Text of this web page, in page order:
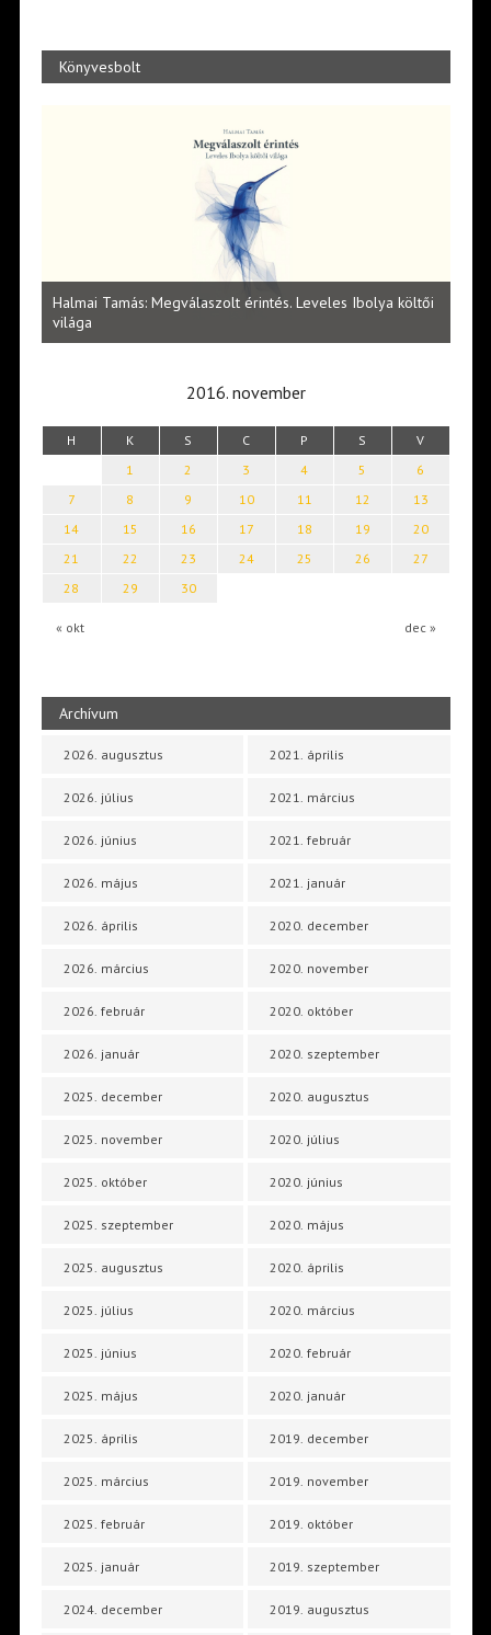
Könyvesbolt
Halmai Tamás: Megválaszolt érintés. Leveles Ibolya költői
világa
2016. november
H K S C P S V
« okt dec »
1 2 3 4 5
6
7
8 9 10 11 12
13
14
15 16 17 18 19
20
21
22 23 24 25 26
27
28
29 30
Archívum
2026. augusztus
2026. július
2026. június
2026. május
2026. április
2026. március
2026. február
2026. január
2025. december
2025. november
2025. október
2025. szeptember
2025. augusztus
2025. július
2025. június
2025. május
2025. április
2025. március
2025. február
2025. január
2024. december
2021. április
2021. március
2021. február
2021. január
2020. december
2020. november
2020. október
2020. szeptember
2020. augusztus
2020. július
2020. június
2020. május
2020. április
2020. március
2020. február
2020. január
2019. december
2019. november
2019. október
2019. szeptember
2019. augusztus